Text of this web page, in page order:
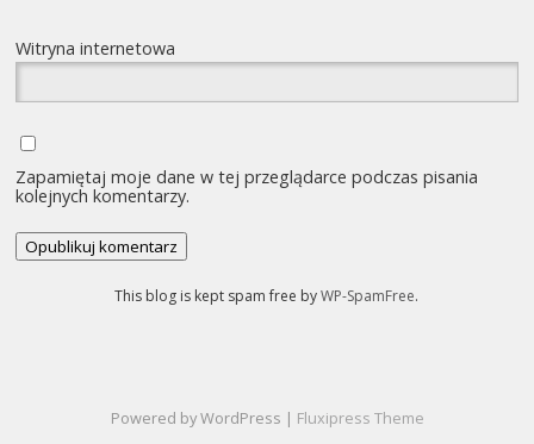
Witryna internetowa
Zapamiętaj moje dane w tej przeglądarce podczas pisania
kolejnych komentarzy.
This blog is kept spam free byWP-SpamFree.
Powered by WordPress | Fluxipress Theme